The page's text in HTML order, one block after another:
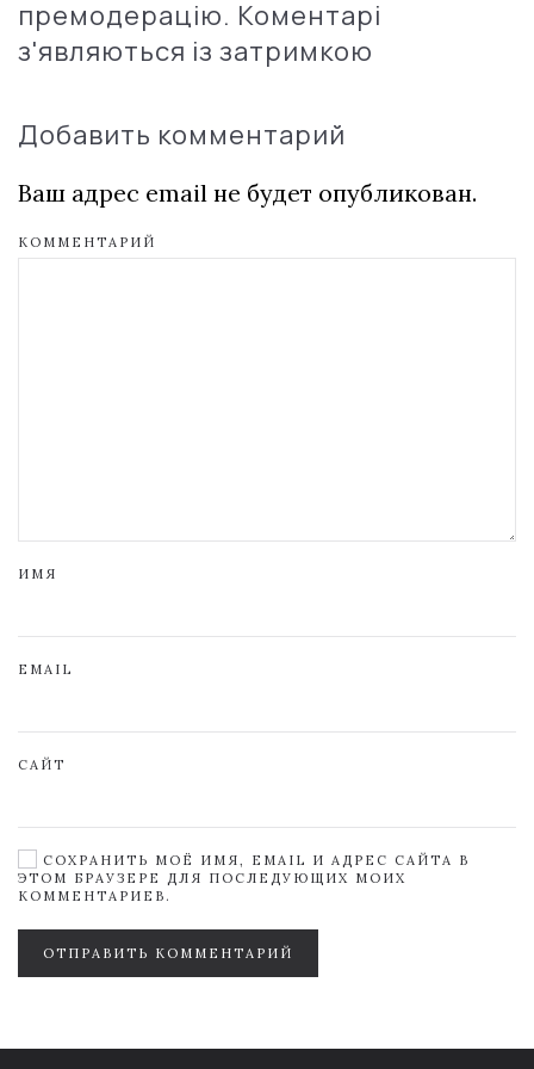
премодерацію. Коментарі
з'являються із затримкою
Добавить комментарий
Ваш адрес email не будет опубликован.
КОММЕНТАРИЙ
ИМЯ
EMAIL
САЙТ
СОХРАНИТЬ МОЁ ИМЯ, EMAIL И АДРЕС САЙТА В
ЭТОМ БРАУЗЕРЕ ДЛЯ ПОСЛЕДУЮЩИХ МОИХ
КОММЕНТАРИЕВ.
ОТПРАВИТЬ КОММЕНТАРИЙ